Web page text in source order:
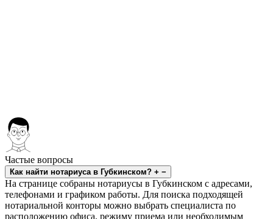
Частые вопросы
Как найти нотариуса в Губкинском? + −
На странице собраны нотариусы в Губкинском с адресами,
телефонами и графиком работы. Для поиска подходящей
нотариальной конторы можно выбрать специалиста по
расположению офиса, режиму приема или необходимым